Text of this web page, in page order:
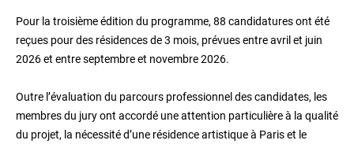
Pour la troisième édition du programme, 88 candidatures ont été
reçues pour des résidences de 3 mois, prévues entre avril et juin
2026 et entre septembre et novembre 2026.
Outre l’évaluation du parcours professionnel des candidates, les
membres du jury ont accordé une attention particulière à la qualité
du projet, la nécessité d’une résidence artistique à Paris et le